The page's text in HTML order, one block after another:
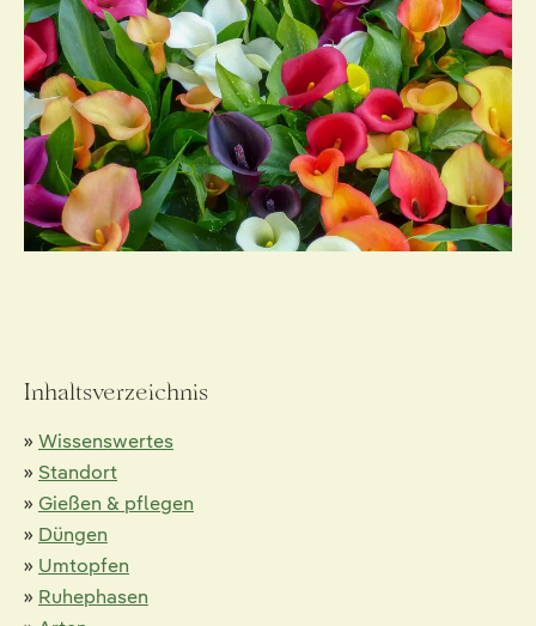
Inhaltsverzeichnis
» Wissenswertes
» Standort
» Gießen & pflegen
» Düngen
» Umtopfen
» Ruhephasen